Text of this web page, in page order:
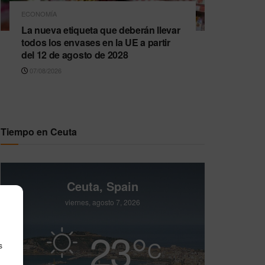
ECONOMÍA
La nueva etiqueta que deberán llevar
todos los envases en la UE a partir
del 12 de agosto de 2028
07/08/2026
Tiempo en Ceuta
Ceuta, Spain
viernes, agosto 7, 2026
23°C